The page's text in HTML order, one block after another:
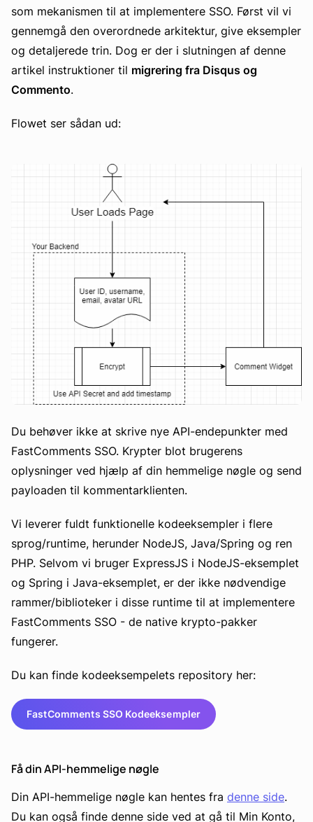
som mekanismen til at implementere SSO. Først vil vi
gennemgå den overordnede arkitektur, give eksempler
og detaljerede trin. Dog er der i slutningen af denne
artikel instruktioner til migrering fra Disqus og
Commento.
Flowet ser sådan ud:
Du behøver ikke at skrive nye API-endepunkter med
FastComments SSO. Krypter blot brugerens
oplysninger ved hjælp af din hemmelige nøgle og send
payloaden til kommentarklienten.
Vi leverer fuldt funktionelle kodeeksempler i flere
sprog/runtime, herunder NodeJS, Java/Spring og ren
PHP. Selvom vi bruger ExpressJS i NodeJS-eksemplet
og Spring i Java-eksemplet, er der ikke nødvendige
rammer/biblioteker i disse runtime til at implementere
FastComments SSO - de native krypto-pakker
fungerer.
Du kan finde kodeeksempelets repository her:
FastComments SSO Kodeeksempler
Få din API-hemmelige nøgle
Din API-hemmelige nøgle kan hentes fra denne side.
Du kan også finde denne side ved at gå til Min Konto,